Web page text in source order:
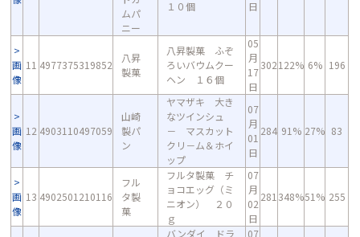
ムパ
ニー
１０個
日
画
像
11 4977375319852
八昇
製菓
八昇製菓 ふぞ
ろいバウムクー
ヘン １６個
05
月
17
日
302122% 6% 196
画
像
12 4903110497059
山崎
製パ
ン
ヤマザキ 大き
なツインシュ
－ マスカット
クリ－ム＆ホイ
ップ
07
月
01
日
284 91% 27% 83
画
像
13 4902501210116
フル
タ製
菓
フルタ製菓 チ
ョコエッグ（ミ
ニオン） ２０
ｇ
07
月
02
日
281 348%51% 255
バンダイ ドラ
07